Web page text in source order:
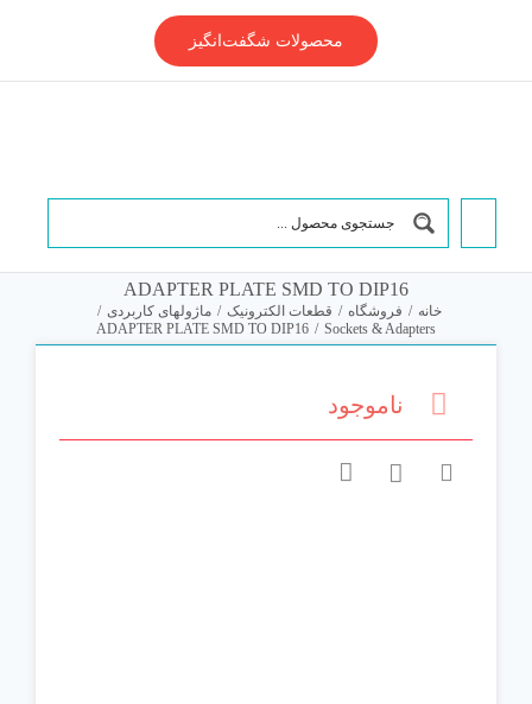
محصولات شگفت‌انگیز
ADAPTER PLATE SMD TO DIP16
خانه / فروشگاه / قطعات الکترونیک / ماژولهای کاربردی /
Sockets & Adapters
/
ADAPTER PLATE SMD TO DIP16
ناموجود